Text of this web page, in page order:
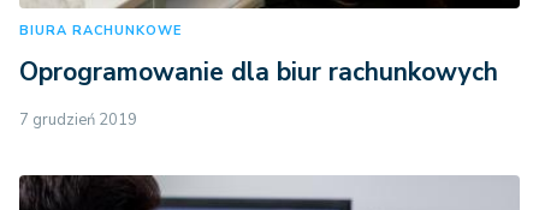
BIURA RACHUNKOWE
Oprogramowanie dla biur rachunkowych
7 grudzień 2019